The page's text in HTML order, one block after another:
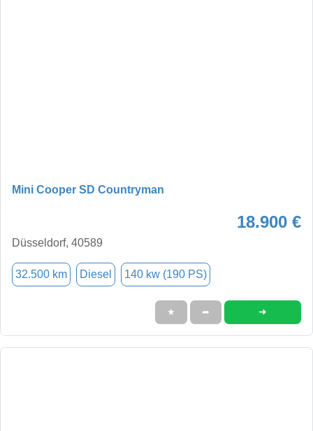
Mini Cooper SD Countryman
18.900 €
Düsseldorf, 40589
32.500 km Diesel 140 kw (190 PS)
★ ➦ ➜